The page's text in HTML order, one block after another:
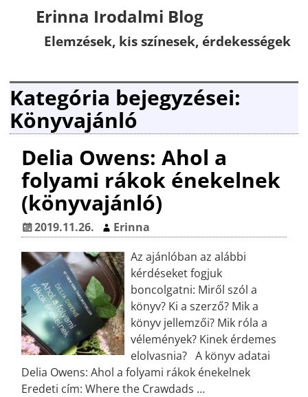
Erinna Irodalmi Blog
Elemzések, kis színesek, érdekességek
Kategória bejegyzései:
Könyvajánló
Delia Owens: Ahol a
folyami rákok énekelnek
(könyvajánló)
2019.11.26.
Erinna
Az ajánlóban az alábbi
kérdéseket fogjuk
boncolgatni: Miről szól a
könyv? Ki a szerző? Mik a
könyv jellemzői? Mik róla a
vélemények? Kinek érdemes
elolvasnia? A könyv adatai
Delia Owens: Ahol a folyami rákok énekelnek
Eredeti cím: Where the Crawdads …